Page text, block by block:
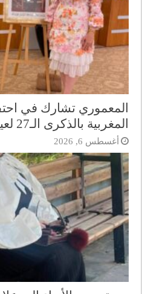
المعموري تشارك في
المغربية بالذكرى الـ27 لعيد العرش
أغسطس 6, 2026